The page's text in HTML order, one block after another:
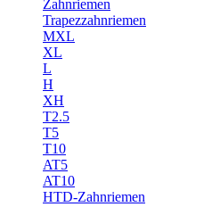
Zahnriemen
Trapezzahnriemen
MXL
XL
L
H
XH
T2.5
T5
T10
AT5
AT10
HTD-Zahnriemen